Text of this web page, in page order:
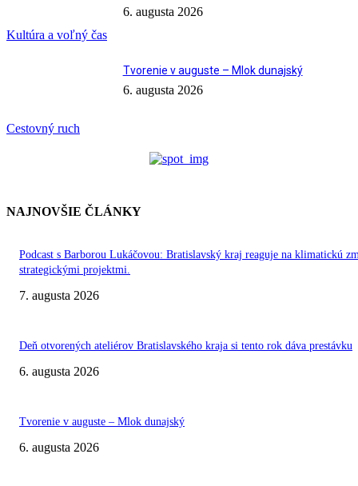
Kultúra a voľný čas
6. augusta 2026
Cestovný ruch
Tvorenie v auguste – Mlok dunajský
6. augusta 2026
NAJNOVŠIE ČLÁNKY
Podcast s Barborou Lukáčovou: Bratislavský kraj reaguje na klimatickú
strategickými projektmi.
7. augusta 2026
Deň otvorených ateliérov Bratislavského kraja si tento rok dáva prestávku
6. augusta 2026
Tvorenie v auguste – Mlok dunajský
6. augusta 2026